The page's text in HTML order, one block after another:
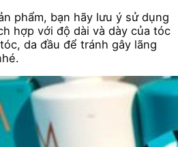
phẩm, bạn hãy lưu ý sử dụng
hợp với độ dài và dày của tóc
da đầu để tránh gây lãng